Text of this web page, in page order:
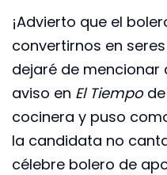
¡Advierto que el
convertirnos en
dejaré de mencionar
aviso en El Tiempode
cocinera y puso
la candidata no
célebre bolero de